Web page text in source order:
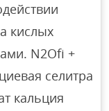
кислых
N2Ofi +
селитра
кальция